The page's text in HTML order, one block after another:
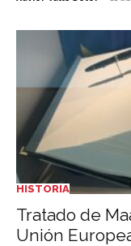
HISTORIA
Tratado de
Unión